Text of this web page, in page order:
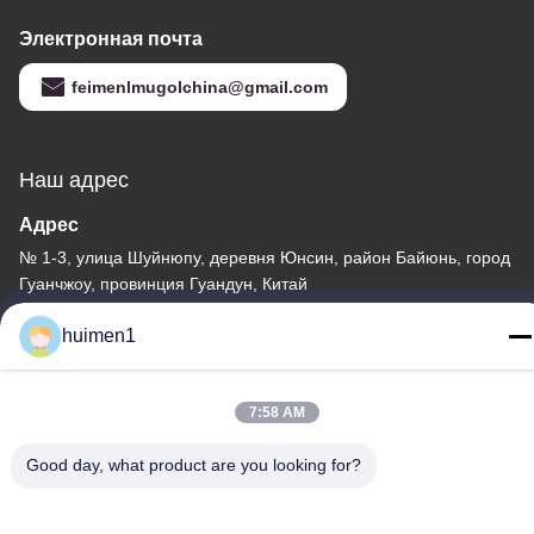
Электронная почта
feimenlmugolchina@gmail.com
Наш адрес
Адрес
№ 1-3, улица Шуйнюпу, деревня Юнсин, район Байюнь, город
Гуанчжоу, провинция Гуандун, Китай
Телефон
86-18929562701
huimen1
7:58 AM
Good day, what product are you looking for?